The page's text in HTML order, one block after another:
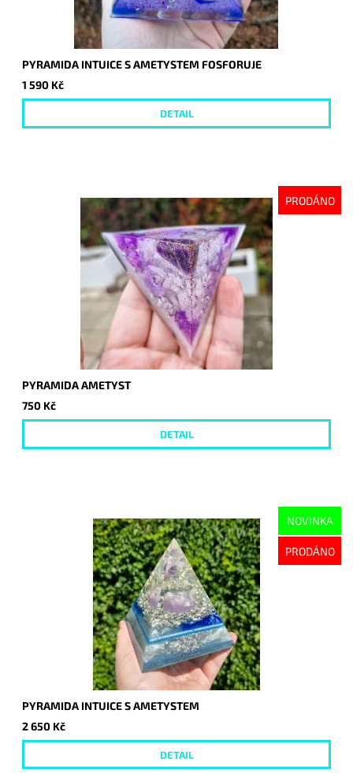
PYRAMIDA INTUICE S AMETYSTEM FOSFORUJE
1 590 Kč
DETAIL
PRODÁNO
PYRAMIDA AMETYST
750 Kč
DETAIL
NOVINKA
PRODÁNO
PYRAMIDA INTUICE S AMETYSTEM
2 650 Kč
DETAIL